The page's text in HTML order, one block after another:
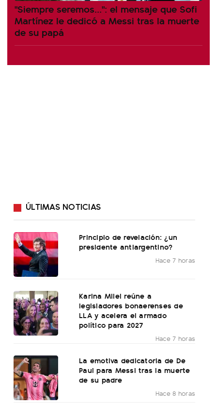
"Siempre seremos...": el mensaje que Sofi
Martínez le dedicó a Messi tras la muerte
de su papá
ÚLTIMAS NOTICIAS
Principio de revelación: ¿un
presidente antiargentino?
Hace 7 horas
Karina Milei reúne a
legisladores bonaerenses de
LLA y acelera el armado
político para 2027
Hace 7 horas
La emotiva dedicatoria de De
Paul para Messi tras la muerte
de su padre
Hace 8 horas